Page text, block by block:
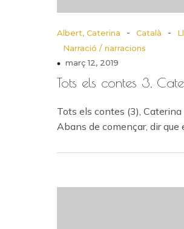
Albert, Caterina - Català -
Narració / narracions
març 12, 2019
Tots els contes 3,
Tots els contes (3),
Abans de començar, dir